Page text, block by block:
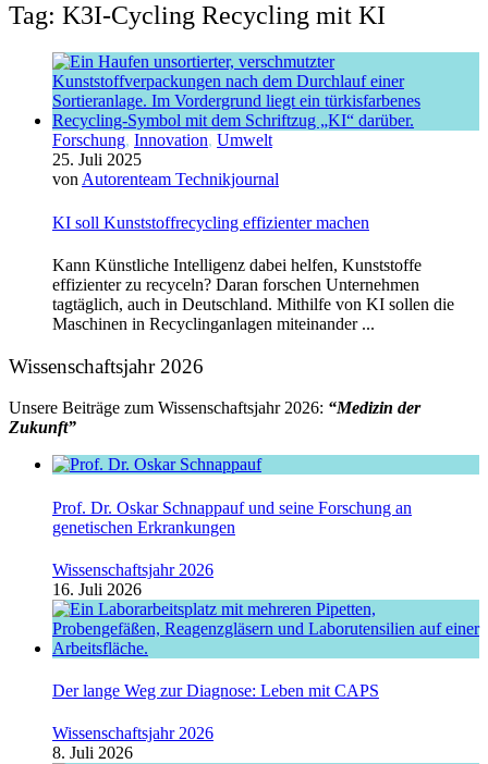
Tag: K3I-Cycling Recycling mit KI
Forschung, Innovation, Umwelt
25. Juli 2025
von Autorenteam Technikjournal
KI soll Kunststoffrecycling effizienter machen
Kann Künstliche Intelligenz dabei helfen, Kunststoffe
effizienter zu recyceln? Daran forschen Unternehmen
tagtäglich, auch in Deutschland. Mithilfe von KI sollen die
Maschinen in Recyclinganlagen miteinander ...
Wissenschaftsjahr 2026
Unsere Beiträge zum Wissenschaftsjahr 2026: “Medizin der
Zukunft”
Prof. Dr. Oskar Schnappauf und seine Forschung an
genetischen Erkrankungen
Wissenschaftsjahr 2026
16. Juli 2026
Der lange Weg zur Diagnose: Leben mit CAPS
Wissenschaftsjahr 2026
8. Juli 2026